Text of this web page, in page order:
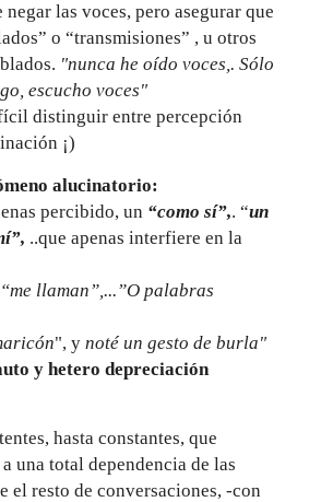
negar las voces, pero asegurar que
o “transmisiones” , u otros
"nunca he oído voces,. Sólo
escucho voces"
distinguir entre percepción
¡)
alucinatorio:
percibido, un “como sí”,. “un
..que apenas interfiere en la
llaman”,...”O palabras
", ynoté un gesto de burla"
y hetero depreciación
hasta constantes, que
una total dependencia de las
el resto de conversaciones, -con